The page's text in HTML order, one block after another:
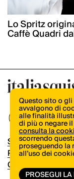
Lo Spritz
Caffè Quadri
Shop
Pubblicità
Contatti
Questo sito o
avvalgono di
alle finalità
di più o negare
consulta la
scorrendo
proseguendo la
all’uso dei
PROSEGUI